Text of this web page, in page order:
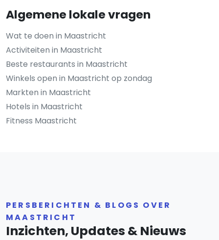
Algemene lokale vragen
Wat te doen in Maastricht
Activiteiten in Maastricht
Beste restaurants in Maastricht
Winkels open in Maastricht op zondag
Markten in Maastricht
Hotels in Maastricht
Fitness Maastricht
PERSBERICHTEN & BLOGS OVER
MAASTRICHT
Inzichten, Updates & Nieuws